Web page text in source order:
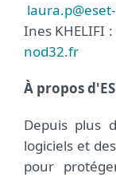
Ines KHELIFI
nod32.fr
À propos
Depuis plus
logiciels et
pour